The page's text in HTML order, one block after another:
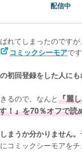
配信中
れてしまったのです
コミックシーモアです
初回登録をした人に
るので、なんと『麗
！』を70％オフで読
まうか分かりません。
コミックシーモアを